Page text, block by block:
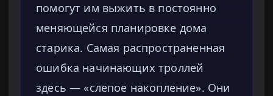
помогут им выжить в постоянно
меняющейся планировке дома
старика. Самая распространенная
ошибка начинающих троллей
здесь — «слепое накопление». Они